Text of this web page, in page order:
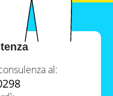
al: